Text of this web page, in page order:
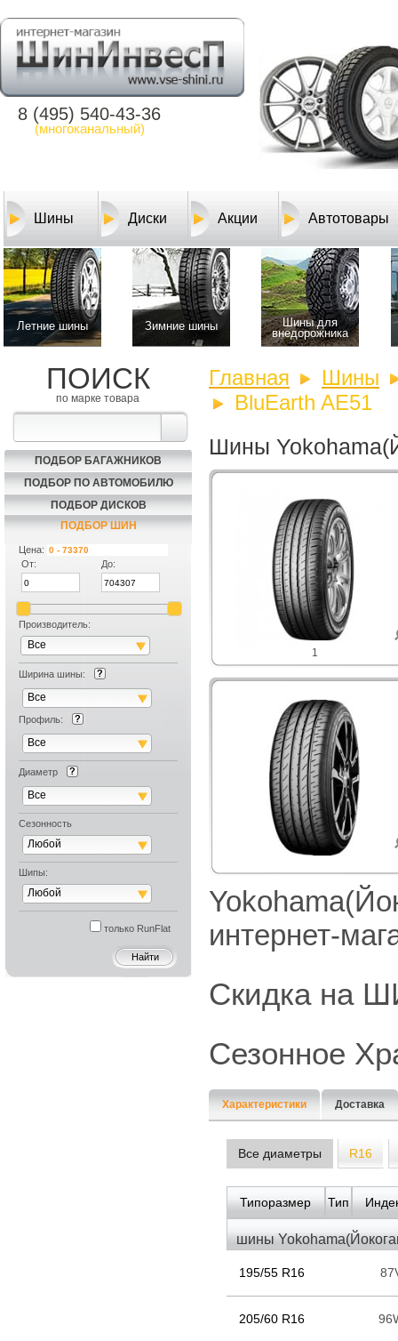
8 (495) 540-43-36
(многоканальный)
Шины Диски Акции Автотовары
Летние шины Зимние шины
Шины для
внедорожника
ПОИСК
по марке товара
ПОДБОР БАГАЖНИКОВ
ПОДБОР ПО АВТОМОБИЛЮ
ПОДБОР ДИСКОВ
ПОДБОР ШИН
Цена:
От:
До:
Производитель:
Все
Ширина шины:
Все
Профиль:
Все
Диаметр
Все
Сезонность
Любой
Шипы:
Любой
только RunFlat
Главная
Шины
BluEarth AE51
Шины
1
интернет-
Скидка на
Сезонное
Характеристики Доставка
Все диаметры R16
Типоразмер Тип
шины
195/55 R16
205/60 R16